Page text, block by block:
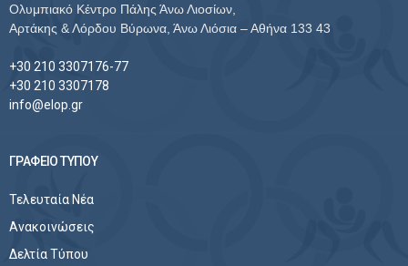
Ολυμπιακό Κέντρο Πάλης Άνω Λιοσίων,
Αρτάκης & Λόρδου Βύρωνα, Άνω Λιόσια – Αθήνα 133 43
+30 210 3307176-77
+30 210 3307178
info@elop.gr
ΓΡΑΦΕΙΟ ΤΥΠΟΥ
Τελευταία Νέα
Ανακοινώσεις
Δελτία Τύπου